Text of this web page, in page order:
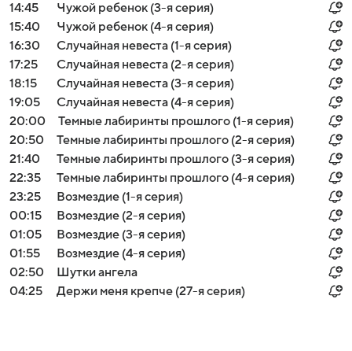
14:45
Чужой ребенок (3-я серия)
15:40
Чужой ребенок (4-я серия)
16:30
Случайная невеста (1-я серия)
17:25
Случайная невеста (2-я серия)
18:15
Случайная невеста (3-я серия)
19:05
Случайная невеста (4-я серия)
20:00
Темные лабиринты прошлого (1-я серия)
20:50
Темные лабиринты прошлого (2-я серия)
21:40
Темные лабиринты прошлого (3-я серия)
22:35
Темные лабиринты прошлого (4-я серия)
23:25
Возмездие (1-я серия)
00:15
Возмездие (2-я серия)
01:05
Возмездие (3-я серия)
01:55
Возмездие (4-я серия)
02:50
Шутки ангела
04:25
Держи меня крепче (27-я серия)